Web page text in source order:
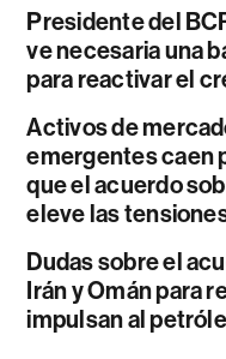
Presidente del
ve necesaria una
para reactivar el
Activos de
emergentes caen
que el acuerdo
eleve las
Dudas sobre el
Irán y Omán para
impulsan al